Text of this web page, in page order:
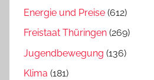
Energie und Preise (612)
Freistaat Thüringen (269)
Jugendbewegung (136)
Klima (181)